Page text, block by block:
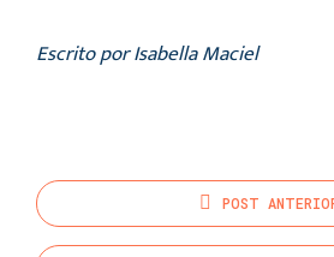
Escrito por Isabella Maciel
POST